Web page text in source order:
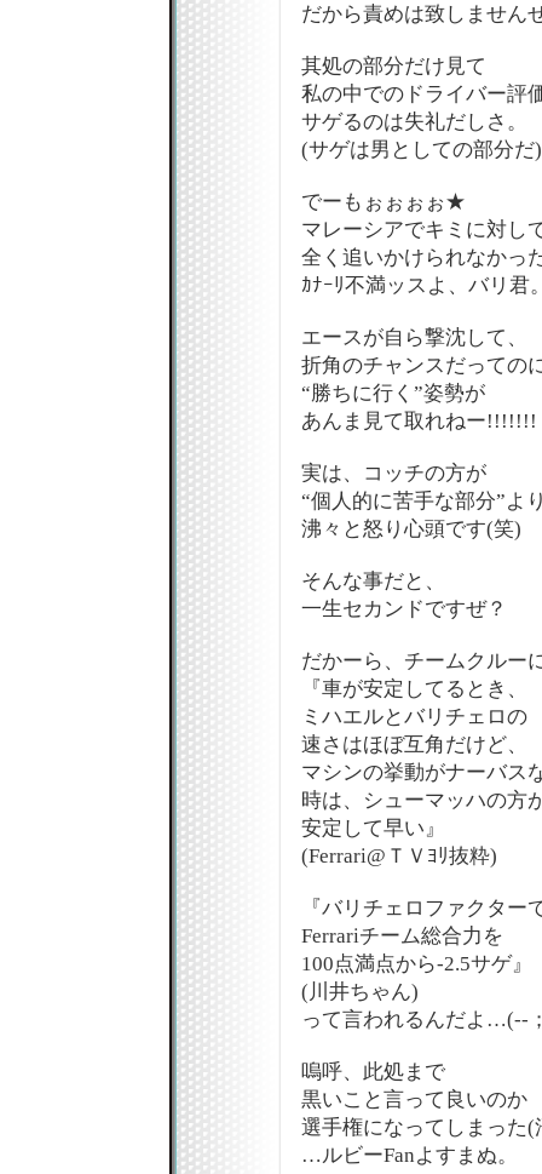
だから責めは致しません
其処の部分だけ見て
私の中でのドライバー評
サゲるのは失礼だしさ。
(サゲは男としての部分だ)
でーもぉぉぉぉ★
マレーシアでキミに対し
全く追いかけられなかっ
ｶﾅｰﾘ不満ッスよ、バリ君
エースが自ら撃沈して、
折角のチャンスだっての
“勝ちに行く”姿勢が
あんま見て取れねー!!!!!!!
実は、コッチの方が
“個人的に苦手な部分”よ
沸々と怒り心頭です(笑)
そんな事だと、
一生セカンドですぜ？
だかーら、チームクルー
『車が安定してるとき、
ミハエルとバリチェロの
速さはほぼ互角だけど、
マシンの挙動がナーバス
時は、シューマッハの方
安定して早い』
(Ferrari@ＴＶﾖﾘ抜粋)
『バリチェロファクター
Ferrariチーム総合力を
100点満点から-2.5サゲ』
(川井ちゃん)
って言われるんだよ…(--
嗚呼、此処まで
黒いこと言って良いのか
選手権になってしまった(
…ルビーFanよすまぬ。